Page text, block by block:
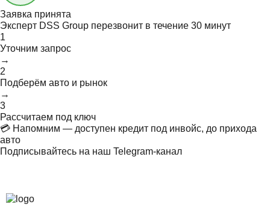
Заявка принята
Эксперт DSS Group перезвонит в течение 30 минут
1
Уточним запрос
→
2
Подберём авто и рынок
→
3
Рассчитаем под ключ
💳 Напомним — доступен кредит под инвойс, до прихода
авто
Подписывайтесь на наш Telegram-канал